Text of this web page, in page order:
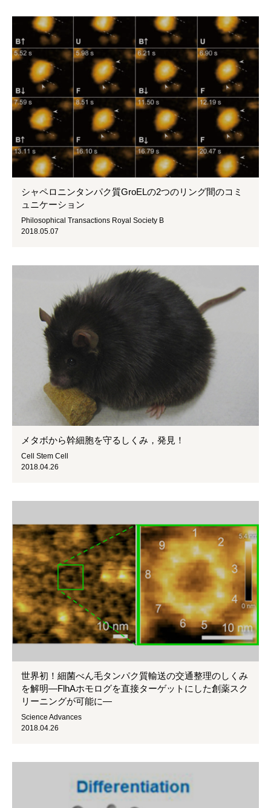
シャペロニンタンパク質GroELの2つのリング間のコミ
ュニケーション
Philosophical Transactions Royal Society B
2018.05.07
メタボから幹細胞を守るしくみ，発見！
Cell Stem Cell
2018.04.26
世界初！細菌べん毛タンパク質輸送の交通整理のしくみ
を解明―FlhAホモログを直接ターゲットにした創薬スク
リーニングが可能に―
Science Advances
2018.04.26